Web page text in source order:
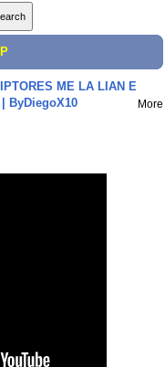
ME LA LIAN E
ByDiegoX10
More